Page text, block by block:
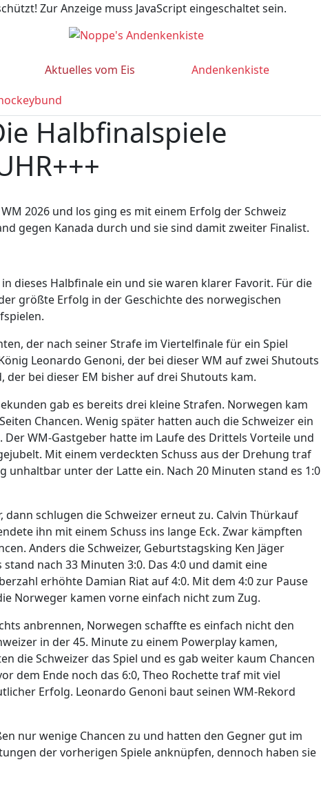
Zur Anzeige muss JavaScript eingeschaltet sein.
Aktuelles vom Eis Andenkenkiste
Halbfinalspiele
2026 und los ging es mit einem Erfolg der Schweiz
gegen Kanada durch und sie sind damit zweiter Finalist.
dieses Halbfinale ein und sie waren klarer Favorit. Für die
größte Erfolg in der Geschichte des norwegischen
der nach seiner Strafe im Viertelfinale für ein Spiel
Leonardo Genoni, der bei dieser WM auf zwei Shutouts
bei dieser EM bisher auf drei Shutouts kam.
gab es bereits drei kleine Strafen. Norwegen kam
Chancen. Wenig später hatten auch die Schweizer ein
WM-Gastgeber hatte im Laufe des Drittels Vorteile und
Mit einem verdeckten Schuss aus der Drehung traf
unhaltbar unter der Latte ein. Nach 20 Minuten stand es 1:0
schlugen die Schweizer erneut zu. Calvin Thürkauf
ihn mit einem Schuss ins lange Eck. Zwar kämpften
Anders die Schweizer, Geburtstagsking Ken Jäger
nach 33 Minuten 3:0. Das 4:0 und damit eine
erhöhte Damian Riat auf 4:0. Mit dem 4:0 zur Pause
Norweger kamen vorne einfach nicht zum Zug.
anbrennen, Norwegen schaffte es einfach nicht den
in der 45. Minute zu einem Powerplay kamen,
die Schweizer das Spiel und es gab weiter kaum Chancen
dem Ende noch das 6:0, Theo Rochette traf mit viel
Erfolg. Leonardo Genoni baut seinen WM-Rekord
nur wenige Chancen zu und hatten den Gegner gut im
der vorherigen Spiele anknüpfen, dennoch haben sie